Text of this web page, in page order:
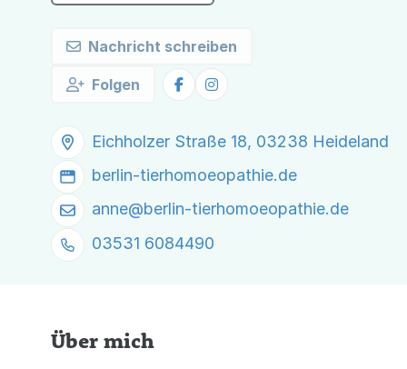
Nachricht schreiben
Folgen
Eichholzer Straße 18, 03238 Heideland
berlin-tierhomoeopathie.de
anne@berlin-tierhomoeopathie.de
03531 6084490
Über mich